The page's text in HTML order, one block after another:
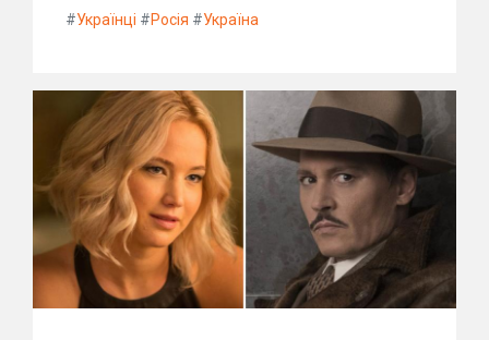
#Українці #Росія #Україна